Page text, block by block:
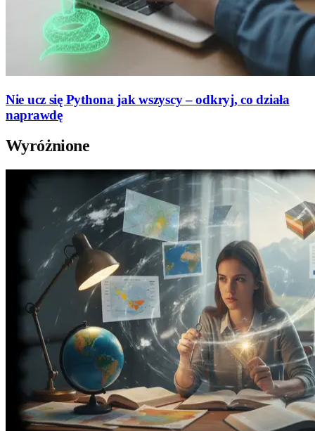
Nie ucz się Pythona jak wszyscy – odkryj, co działa
naprawdę
Wyróżnione